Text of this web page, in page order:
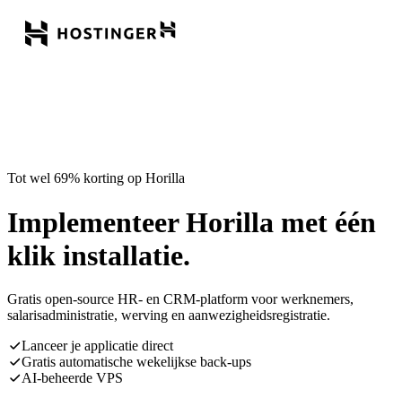
Tot wel 69% korting op Horilla
Implementeer Horilla met één
klik installatie.
Gratis open-source HR- en CRM-platform voor werknemers,
salarisadministratie, werving en aanwezigheidsregistratie.
Lanceer je applicatie direct
Gratis automatische wekelijkse back-ups
AI-beheerde VPS